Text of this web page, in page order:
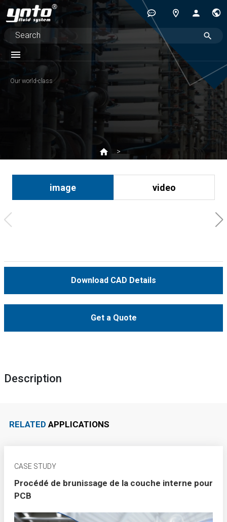
Our world-class
image video
Download CAD Details
Get a Quote
Description
RELATED APPLICATIONS
CASE STUDY
Procédé de brunissage de la couche interne pour
PCB